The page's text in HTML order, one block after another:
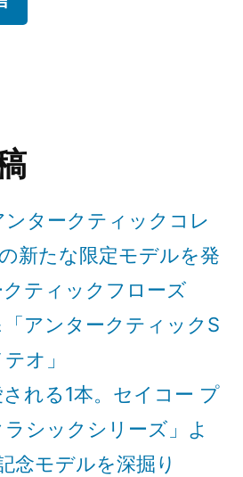
タークティックコレ
新たな限定モデルを発
ティックフローズ
アンタークティックS
オ」
れる1本。セイコー プ
シックシリーズ」よ
念モデルを深掘り